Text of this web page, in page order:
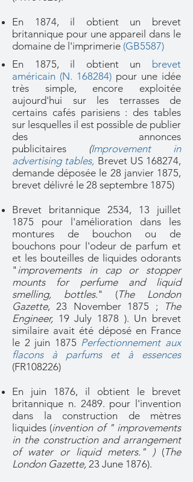
En 1874, il obtient un brevet
britannique pour une appareil dans le
domaine de l'imprimerie (GB5587)
En 1875, il obtient un brevet
américain (N. 168284) pour une idée
très simple, encore exploitée
aujourd'hui sur les terrasses de
certains cafés parisiens : des tables
sur lesquelles il est possible de publier
des annonces
publicitaires (Improvement in
advertising tables, Brevet US 168274,
demande déposée le 28 janvier 1875,
brevet délivré le 28 septembre 1875)
Brevet britannique 2534, 13 juillet
1875 pour l'amélioration dans les
montures de bouchon ou de
bouchons pour l'odeur de parfum et
et les bouteilles de liquides odorants
" improvements in cap or stopper
mounts for perfume and liquid
smelling, bottles." (The London
Gazette, 23 November 1875 ;
The
Engineer, 19 July 1878 ). Un brevet
similaire avait été déposé en France
le 2 juin 1875 Perfectionnement aux
flacons à parfums et à essences
(FR108226)
En juin 1876, il obtient le brevet
britannique n. 2489. pour l'invention
dans la construction de mètres
liquides (invention of " improvements
in the construction and arrangement
of water or liquid meters." ) (The
London Gazette, 23 June 1876).